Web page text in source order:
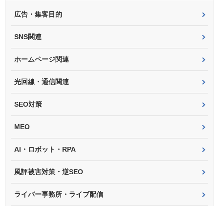
広告・集客目的
SNS関連
ホームページ関連
光回線・通信関連
SEO対策
MEO
AI・ロボット・RPA
風評被害対策・逆SEO
ライバー事務所・ライブ配信